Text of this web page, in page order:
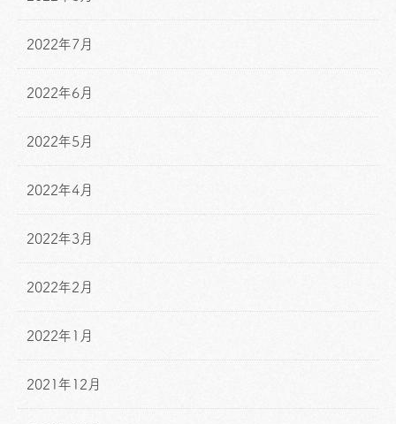
2022年7月
2022年6月
2022年5月
2022年4月
2022年3月
2022年2月
2022年1月
2021年12月